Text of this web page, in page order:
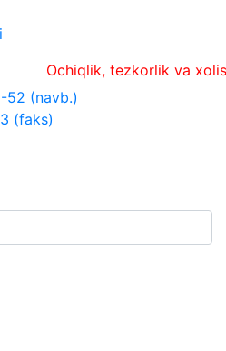
Ochiqlik, tezkorlik va xolislik
52 (navb.)
(faks)